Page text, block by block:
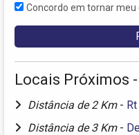
Concordo em tornar
Locais Próximos
Distância de 2 Km -
Distância de 3 Km -